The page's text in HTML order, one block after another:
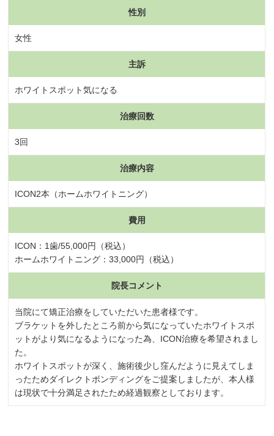
性別
女性
主訴
ホワイトスポット気になる
治療回数
3回
治療内容
ICON2本（ホームホワイトニング）
費用
ICON：1歯/55,000円（税込）
ホームホワイトニング：33,000円（税込）
院長コメント
当院にて矯正治療をしていただいた患者様です。
ブラケットを外したところ前から気になっていたホワイトスポ
ットがより気になるようになった為、ICON治療を希望されまし
た。
ホワイトスポットが深く、施術後少し窪んだように見えてしま
ったためダイレクトボンディングをご提案しましたが、本人様
は現状で十分満足されたため経過観察としております。